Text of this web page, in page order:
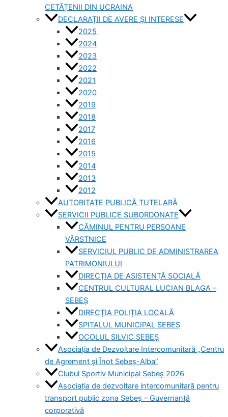
CETĂȚENII DIN UCRAINA
DECLARAȚII DE AVERE ȘI INTERESE
2025
2024
2023
2022
2021
2020
2019
2018
2017
2016
2015
2014
2013
2012
AUTORITATE PUBLICĂ TUTELARĂ
SERVICII PUBLICE SUBORDONATE
CĂMINUL PENTRU PERSOANE
VÂRSTNICE
SERVICIUL PUBLIC DE ADMINISTRAREA
PATRIMONIULUI
DIRECȚIA DE ASISTENȚĂ SOCIALĂ
CENTRUL CULTURAL LUCIAN BLAGA –
SEBEȘ
DIRECȚIA POLIȚIA LOCALĂ
SPITALUL MUNICIPAL SEBEȘ
OCOLUL SILVIC SEBEȘ
Asociația de Dezvoltare Intercomunitară „Centru
de Agrement și Înot Sebeș-Alba”
Clubul Sportiv Municipal Sebeș 2026
Asociația de dezvoltare intercomunitară pentru
transport public zona Sebeș – Guvernanță
corporativă